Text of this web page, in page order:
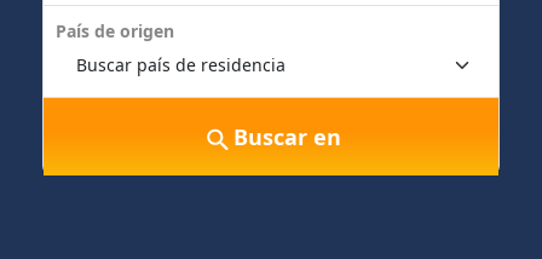
País de origen
Buscar en